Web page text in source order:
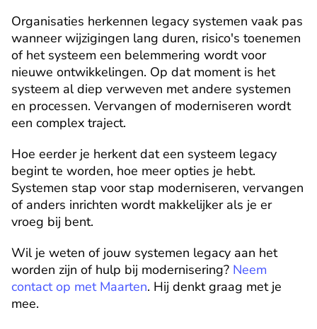
Organisaties herkennen legacy systemen vaak pas
wanneer wijzigingen lang duren, risico's toenemen
of het systeem een belemmering wordt voor
nieuwe ontwikkelingen. Op dat moment is het
systeem al diep verweven met andere systemen
en processen. Vervangen of moderniseren wordt
een complex traject.
Hoe eerder je herkent dat een systeem legacy
begint te worden, hoe meer opties je hebt.
Systemen stap voor stap moderniseren, vervangen
of anders inrichten wordt makkelijker als je er
vroeg bij bent.
Wil je weten of jouw systemen legacy aan het
worden zijn of hulp bij modernisering? Neem
contact op met Maarten. Hij denkt graag met je
mee.